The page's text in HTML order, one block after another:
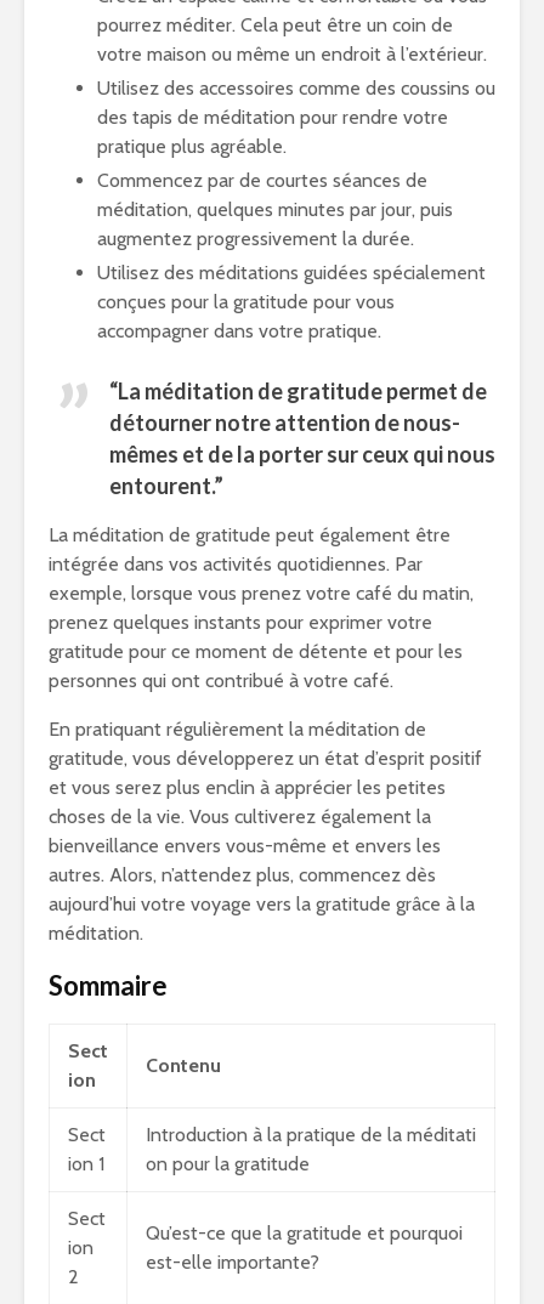
pourrez méditer. Cela peut être un coin de
votre maison ou même un endroit à l’extérieur.
Utilisez des accessoires comme des coussins ou
des tapis de méditation pour rendre votre
pratique plus agréable.
Commencez par de courtes séances de
méditation, quelques minutes par jour, puis
augmentez progressivement la durée.
Utilisez des méditations guidées spécialement
conçues pour la gratitude pour vous
accompagner dans votre pratique.
“La méditation de gratitude permet de
détourner notre attention de nous-
mêmes et de la porter sur ceux qui nous
entourent.”
La méditation de gratitude peut également être
intégrée dans vos activités quotidiennes. Par
exemple, lorsque vous prenez votre café du matin,
prenez quelques instants pour exprimer votre
gratitude pour ce moment de détente et pour les
personnes qui ont contribué à votre café.
En pratiquant régulièrement la méditation de
gratitude, vous développerez un état d’esprit positif
et vous serez plus enclin à apprécier les petites
choses de la vie. Vous cultiverez également la
bienveillance envers vous-même et envers les
autres. Alors, n’attendez plus, commencez dès
aujourd’hui votre voyage vers la gratitude grâce à la
méditation.
Sommaire
Sect
ion
Contenu
Sect
ion 1
Introduction à la pratique de la méditati
on pour la gratitude
Sect
ion
2
Qu’est-ce que la gratitude et pourquoi
est-elle importante?